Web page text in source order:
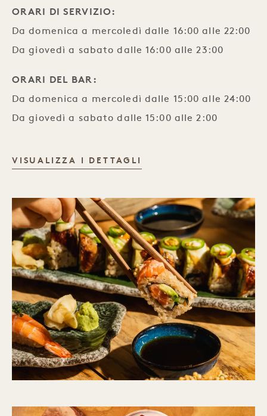
ORARI DI SERVIZIO:
Da domenica a mercoledì dalle 16:00 alle 22:00
Da giovedì a sabato dalle 16:00 alle 23:00
ORARI DEL BAR:
Da domenica a mercoledì dalle 15:00 alle 24:00
Da giovedì a sabato dalle 15:00 alle 2:00
VISUALIZZA I DETTAGLI